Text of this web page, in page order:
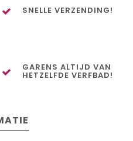
SNELLE VERZENDING!
GARENS ALTIJD VAN
HETZELFDE VERFBAD!